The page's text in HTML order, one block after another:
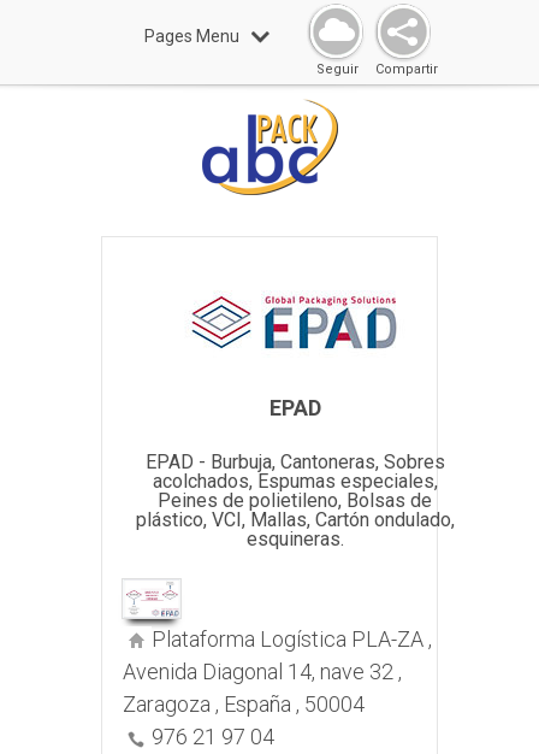
Pages Menu
Compartir
Seguir
EPAD
EPAD - Burbuja, Cantoneras, Sobres
acolchados, Espumas especiales,
Peines de polietileno, Bolsas de
plástico, VCI, Mallas, Cartón ondulado,
esquineras.
Plataforma Logística PLA-ZA ,
Avenida Diagonal 14, nave 32 ,
Zaragoza , España , 50004
976 21 97 04